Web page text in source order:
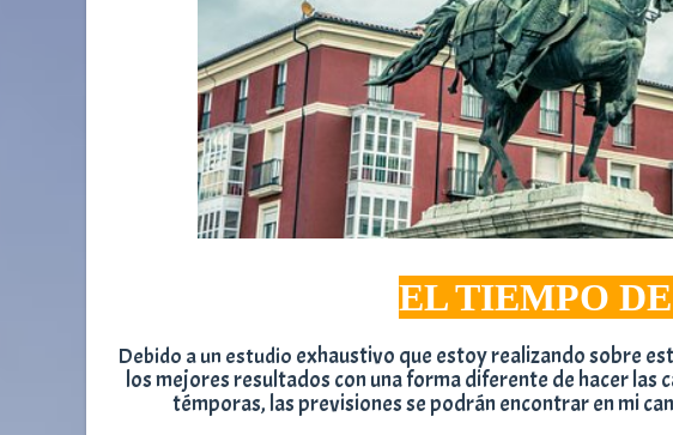
EL TIEMPO DE
Debido a un estudio exhaustivo que estoy realizando sobre
los mejores resultados con una forma diferente de hacer las
témporas, las previsiones se podrán encontrar en mi